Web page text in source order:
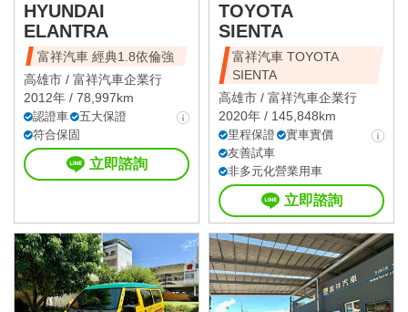
HYUNDAI
ELANTRA
富祥汽車 經典1.8依倫強
高雄市 / 富祥汽車企業行
2012年 / 78,997km
認證車
五大保證
符合保固
立即諮詢
TOYOTA
SIENTA
富祥汽車 TOYOTA
SIENTA
高雄市 / 富祥汽車企業行
2020年 / 145,848km
里程保證
實車實價
友善試車
非多元化營業用車
立即諮詢